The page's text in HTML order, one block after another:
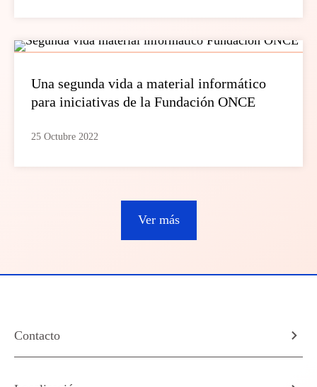
Una segunda vida a material informático
para iniciativas de la Fundación ONCE
25 Octubre 2022
Ver más
Contacto